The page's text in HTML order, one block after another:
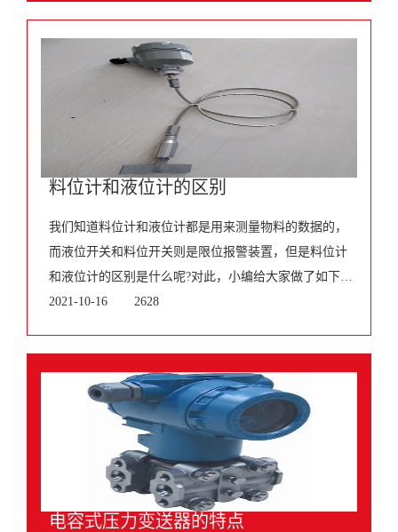
料位计和液位计的区别
我们知道料位计和液位计都是用来测量物料的数据的，
而液位开关和料位开关则是限位报警装置，但是料位计
和液位计的区别是什么呢?对此，小编给大家做了如下的
介绍。在测量过程中，料位计和液位计都是经常会被使
2021-10-16 2628
电容式压力变送器的特点